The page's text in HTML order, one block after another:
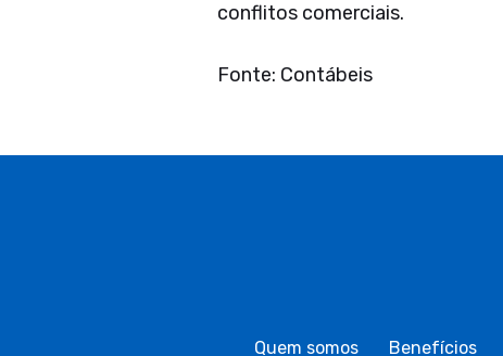
conflitos comerciais.
Fonte: Contábeis
Quem somos Benefícios